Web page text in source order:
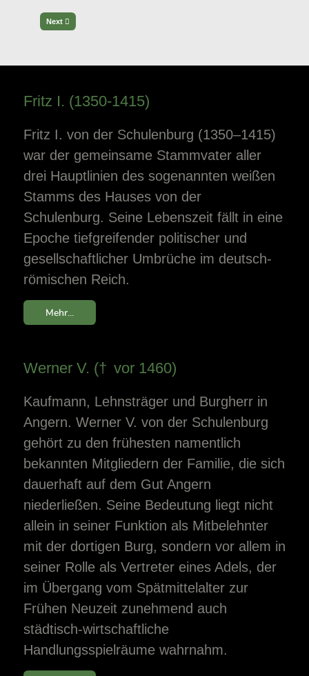
Next article: Diplomatie als Bildungsziel
Next
Fritz I. (1350-1415)
Fritz I. von der Schulenburg (1350–1415)
war der gemeinsame Stammvater aller
drei Hauptlinien des sogenannten weißen
Stamms des Hauses von der
Schulenburg. Seine Lebenszeit fällt in eine
Epoche tiefgreifender politischer und
gesellschaftlicher Umbrüche im deutsch-
römischen Reich.
Mehr...
Werner V. († vor 1460)
Kaufmann, Lehnsträger und Burgherr in
Angern. Werner V. von der Schulenburg
gehört zu den frühesten namentlich
bekannten Mitgliedern der Familie, die sich
dauerhaft auf dem Gut Angern
niederließen. Seine Bedeutung liegt nicht
allein in seiner Funktion als Mitbelehnter
mit der dortigen Burg, sondern vor allem in
seiner Rolle als Vertreter eines Adels, der
im Übergang vom Spätmittelalter zur
Frühen Neuzeit zunehmend auch
städtisch-wirtschaftliche
Handlungsspielräume wahrnahm.